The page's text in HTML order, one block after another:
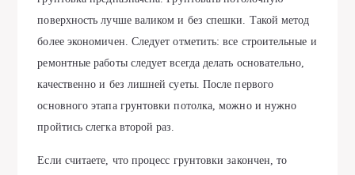
поверхность лучше валиком и без спешки. Такой метод
более экономичен. Следует отметить: все строительные и
ремонтные работы следует всегда делать основательно,
качественно и без лишней суеты. После первого
основного этапа грунтовки потолка, можно и нужно
пройтись слегка второй раз.
Если считаете, что процесс грунтовки закончен, то